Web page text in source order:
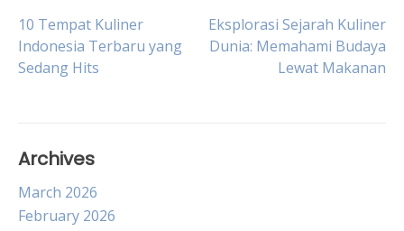
Post
navigation
10 Tempat Kuliner
Indonesia Terbaru yang
Sedang Hits
Eksplorasi Sejarah Kuliner
Dunia: Memahami Budaya
Lewat Makanan
Archives
March 2026
February 2026